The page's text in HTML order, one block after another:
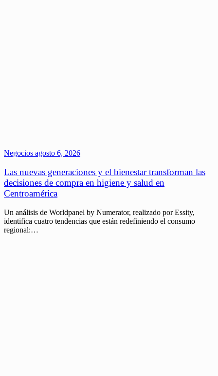
Negocios agosto 6, 2026
Las nuevas generaciones y el bienestar transforman las
decisiones de compra en higiene y salud en
Centroamérica
Un análisis de Worldpanel by Numerator, realizado por Essity,
identifica cuatro tendencias que están redefiniendo el consumo
regional:…